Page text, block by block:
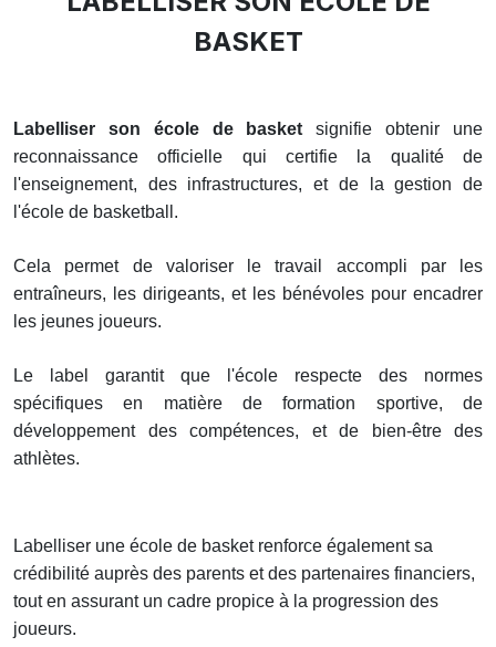
BASKET
Labelliser son école de basket signifie obtenir une
reconnaissance officielle qui certifie la qualité de
l'enseignement, des infrastructures, et de la gestion de
l'école de basketball.
Cela permet de valoriser le travail accompli par les
entraîneurs, les dirigeants, et les bénévoles pour encadrer
les jeunes joueurs.
Le label garantit que l'école respecte des normes
spécifiques en matière de formation sportive, de
développement des compétences, et de bien-être des
athlètes.
Labelliser une école de basket renforce également sa
crédibilité auprès des parents et des partenaires financiers,
tout en assurant un cadre propice à la progression des
joueurs.